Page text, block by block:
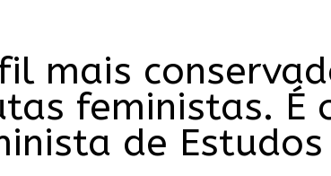
mais
feministas. É
de